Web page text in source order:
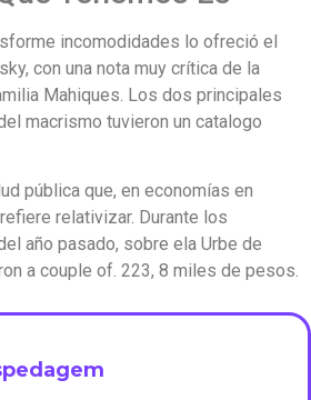
incomodidades lo ofreció el
con una nota muy crítica de la
Mahiques. Los dos principales
macrismo tuvieron un catalogo
pública que, en economías en
relativizar. Durante los
año pasado, sobre ela Urbe de
a couple of. 223, 8 miles de pesos.